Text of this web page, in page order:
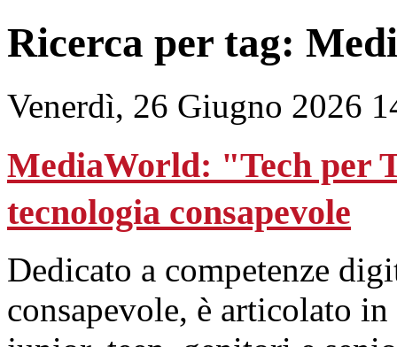
Ricerca per tag:
Venerdì, 26 Giugno 2026
MediaWorld: "Tech per
tecnologia consapevole
Dedicato a competenze
consapevole, è articolato